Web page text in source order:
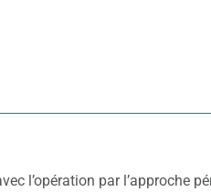
l’opération par l’approche